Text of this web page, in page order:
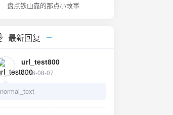
盘点铁山靠的那点小故事
最新回复
url_test800
2026-08-07
normal_text